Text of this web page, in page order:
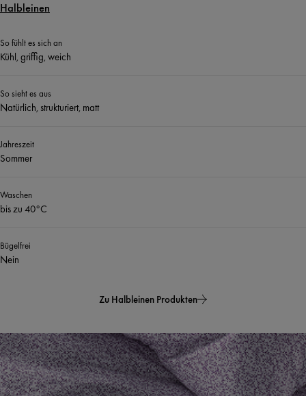
Halbleinen
So fühlt es sich an
Kühl, griffig, weich
So sieht es aus
Natürlich, strukturiert, matt
Jahreszeit
Sommer
Waschen
bis zu 40°C
Bügelfrei
Nein
Zu Halbleinen Produkten